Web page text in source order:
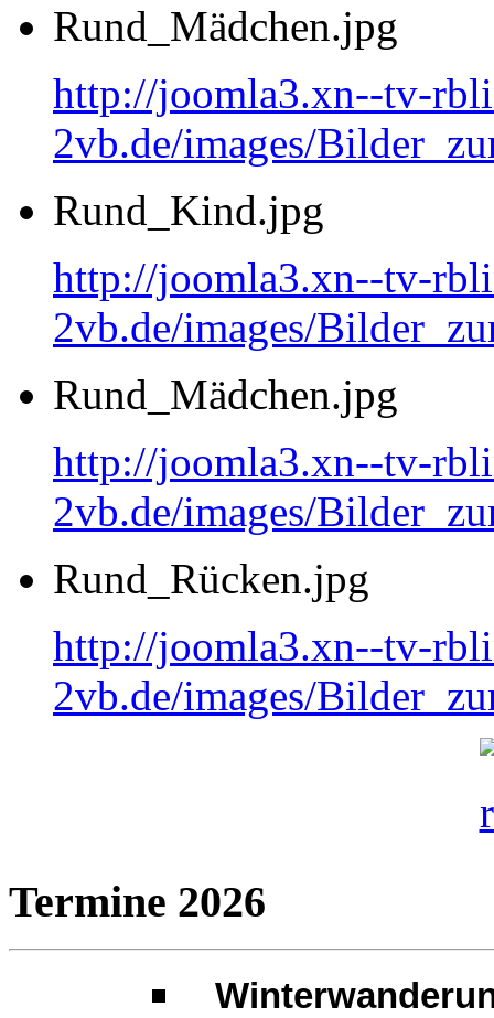
Rund_Mädchen.jpg
http://joomla3.xn--tv-
2vb.de/images/
Rund_Kind.jpg
http://joomla3.xn--tv-
2vb.de/images/
Rund_Mädchen.jpg
http://joomla3.xn--tv-
2vb.de/images/
Rund_Rücken.jpg
http://joomla3.xn--tv-
2vb.de/images/
Termine 2026